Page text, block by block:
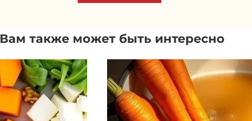
Вам также может быть интересно